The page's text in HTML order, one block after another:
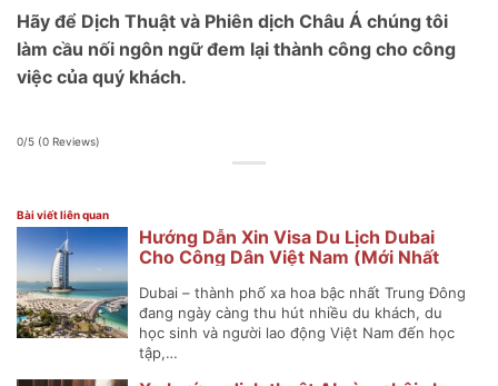
Hãy để Dịch Thuật và Phiên dịch Châu Á chúng tôi
làm cầu nối ngôn ngữ đem lại thành công cho công
việc của quý khách.
0/5 (0 Reviews)
Bài viết liên quan
Hướng Dẫn Xin Visa Du Lịch Dubai
Cho Công Dân Việt Nam (Mới Nhất
Dubai – thành phố xa hoa bậc nhất Trung Đông
đang ngày càng thu hút nhiều du khách, du
học sinh và người lao động Việt Nam đến học
tập,…